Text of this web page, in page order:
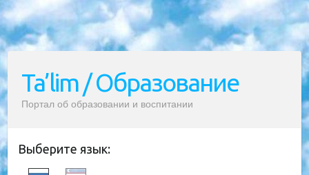
Ta’lim / Образование
Портал об образовании и воспитании
Выберите язык: